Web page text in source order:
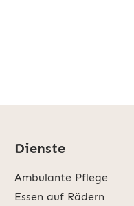
Dienste
Ambulante Pflege
Essen auf Rädern